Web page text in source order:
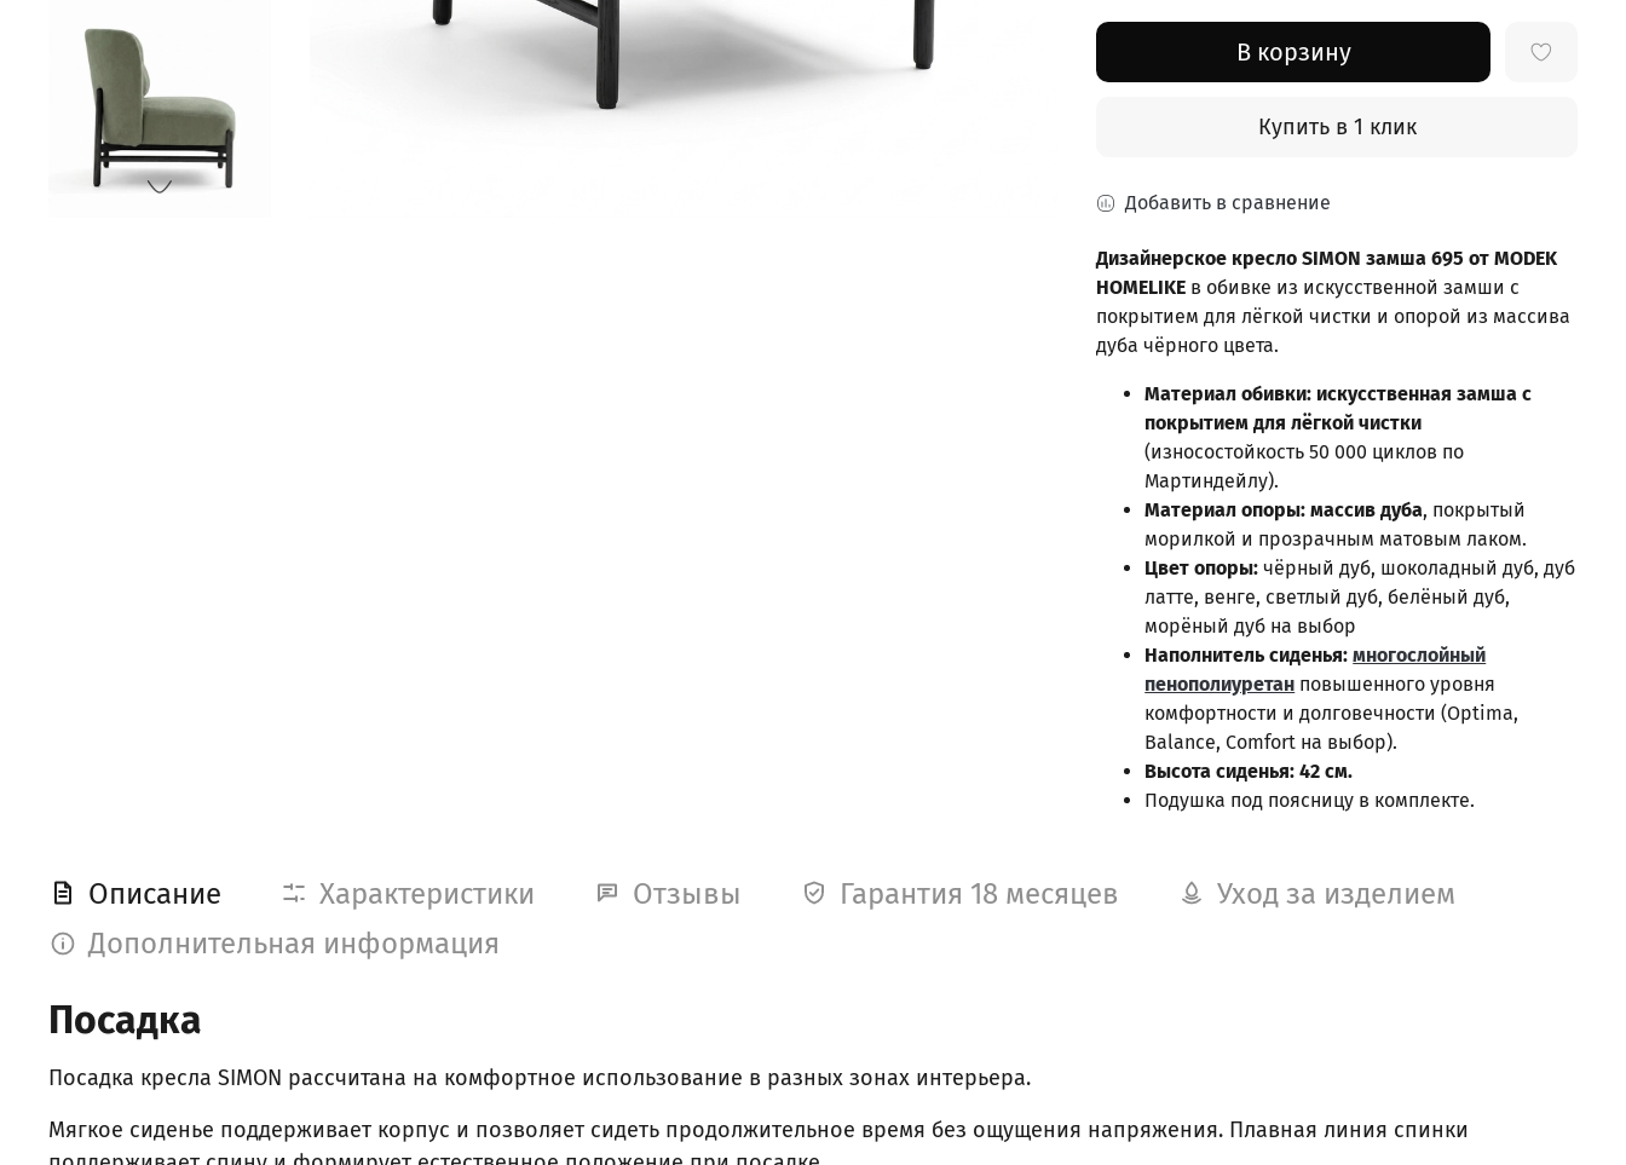
В корзину
Купить в 1 клик
Добавить в сравнение
Дизайнерское кресло SIMON замша 695 от MODEK
HOMELIKE в обивке из искусственной замши с
покрытием для лёгкой чистки и опорой из массива
дуба чёрного цвета.
Материал обивки: искусственная замша с
покрытием для лёгкой чистки
(износостойкость 50 000 циклов по
Мартиндейлу).
Материал опоры: массив дуба, покрытый
морилкой и прозрачным матовым лаком.
Цвет опоры: чёрный дуб, шоколадный дуб, дуб
латте, венге, светлый дуб, белёный дуб,
морёный дуб на выбор
Наполнитель сиденья:многослойный
пенополиуретан повышенного уровня
комфортности и долговечности (Optima,
Balance, Comfort на выбор).
Высота сиденья: 42 см.
Подушка под поясницу в комплекте.
Описание Характеристики Отзывы Гарантия 18 месяцев
Уход за изделием
Дополнительная информация
Посадка
Посадка кресла SIMON рассчитана на комфортное использование в разных зонах интерьера.
Мягкое сиденье поддерживает корпус и позволяет сидеть продолжительное время без ощущения напряжения. Плавная линия спинки